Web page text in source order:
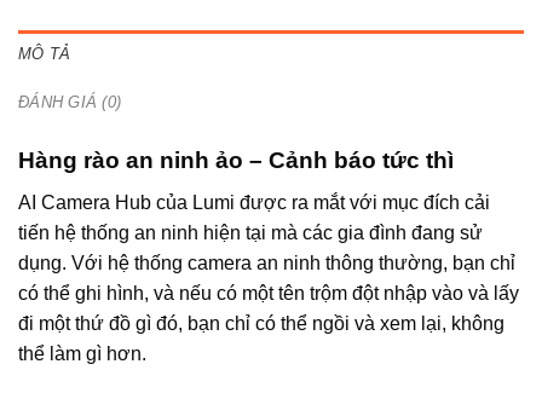
MÔ TẢ
ĐÁNH GIÁ (0)
Hàng rào an ninh ảo – Cảnh báo tức thì
AI Camera Hub của Lumi được ra mắt với mục đích cải
tiến hệ thống an ninh hiện tại mà các gia đình đang sử
dụng. Với hệ thống camera an ninh thông thường, bạn chỉ
có thể ghi hình, và nếu có một tên trộm đột nhập vào và lấy
đi một thứ đồ gì đó, bạn chỉ có thể ngồi và xem lại, không
thể làm gì hơn.